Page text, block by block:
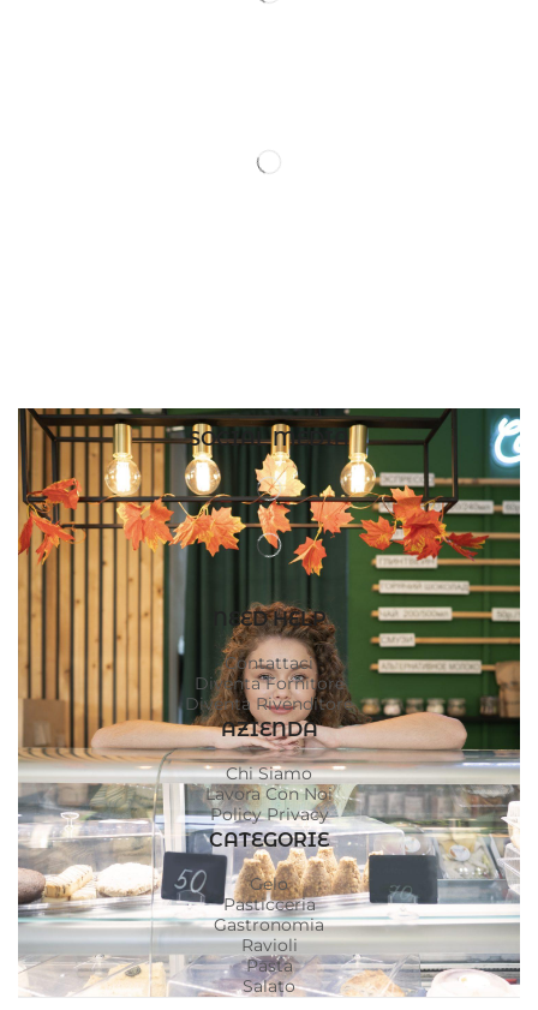
SOCIAL MEDIA
NEED HELP
Contattaci
Diventa Fornitore
Diventa Rivenditore
AZIENDA
Chi Siamo
Lavora Con Noi
Policy Privacy
CATEGORIE
Gelo
Pasticceria
Gastronomia
Ravioli
Pasta
Salato